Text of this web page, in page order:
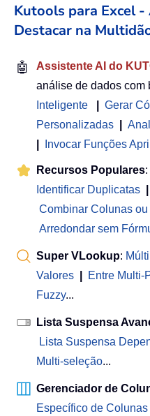
Kutools para Excel -
Destacar na
🤖 Assistente AI do
análise de dados com
Inteligente
Gerar
Personalizadas
Invocar Funções
Recursos Populares:
Identificar Duplicatas
Combinar Colunas
Arredondar sem
Super VLookup:
Valores
Entre Multi-
Fuzzy...
Lista Suspensa
Lista Suspensa
Multi-seleção...
Gerenciador de
Específico de Colunas